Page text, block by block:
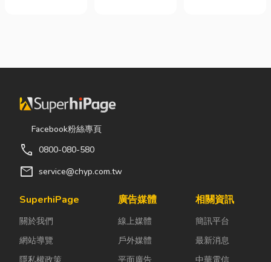
相較於一般小
台菜餐廳更能
展現台東的人
情味與飲食文
庭聚餐、朋友
聚會、公司聚
團體用餐，都
又充滿在地特
色的...
公室時，常覺
什麼補什麼」
換來員工抱怨
辦公室空間設
司賺錢的戰
略！真正厲
害...
線。日前日本
默充斥在空間
一絲靜電或按
下開關的火
花...
Facebook粉絲專頁
call 0800-080-580
mail service@chyp.com.tw
SuperhiPage
關於我們
網站導覽
隱私權政策
廣告媒體
線上媒體
戶外媒體
平面廣告
相關資訊
簡訊平台
最新消息
中華電信